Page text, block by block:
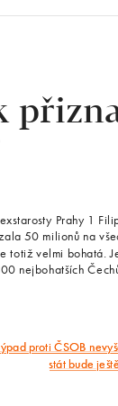
Prahy 1
50 milionů na
totiž velmi bohatá.
nejbohatších
proti ČSOB
stát bude